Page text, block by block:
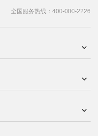
全国服务热线：400-000-2226